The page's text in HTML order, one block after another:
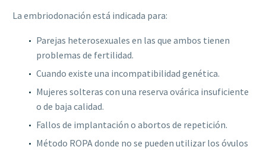
La embriodonación está indicada para:
Parejas heterosexuales en las que ambos tienen
problemas de fertilidad.
Cuando existe una incompatibilidad genética.
Mujeres solteras con una reserva ovárica insuficiente
o de baja calidad.
Fallos de implantación o abortos de repetición.
Método ROPA donde no se pueden utilizar los óvulos